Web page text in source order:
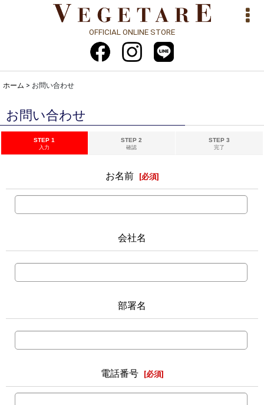
OFFICIAL ONLINE STORE
ホーム > お問い合わせ
お問い合わせ
STEP 1
入力
STEP 2
確認
STEP 3
完了
お名前 [必須]
会社名
部署名
電話番号 [必須]